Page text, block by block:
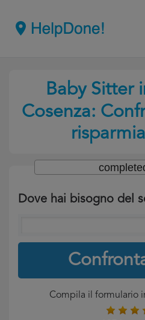
Baby Sitter
Cosenza:
Dove hai bisogno del
Compila il formulario